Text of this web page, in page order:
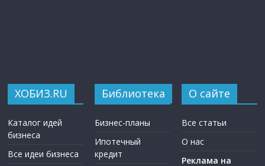
ХОБИЗ.RU
Каталог идей
бизнеса
Все идеи бизнеса
Библиотека
Бизнес-планы
Ипотечный
кредит
О сайте
Все статьи
О нас
Реклама на